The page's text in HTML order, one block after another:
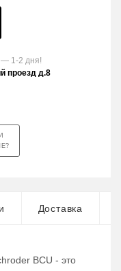
— 1-2 дня!
проезд д.8
Доставка
BCU - это